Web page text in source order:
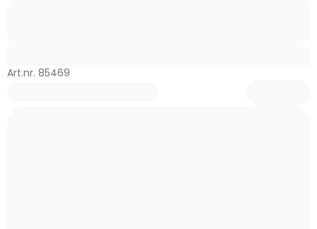
Art.nr. 85469